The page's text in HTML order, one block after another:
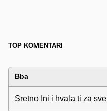
TOP KOMENTARI
Bba
Sretno Ini i hvala ti za sve